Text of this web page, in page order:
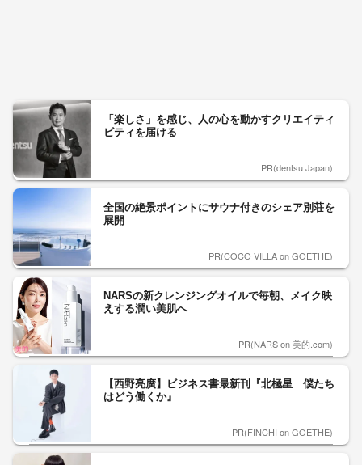
「楽しさ」を感じ、人の心を動かすクリエイティ
ビティを届ける
PR(dentsu Japan)
全国の絶景ポイントにサウナ付きのシェア別荘を
展開
PR(COCO VILLA on GOETHE)
NARSの新クレンジングオイルで毎朝、メイク映
えする潤い美肌へ
PR(NARS on 美的.com)
【西野亮廣】ビジネス書最新刊『北極星 僕たち
はどう働くか』
PR(FINCHI on GOETHE)